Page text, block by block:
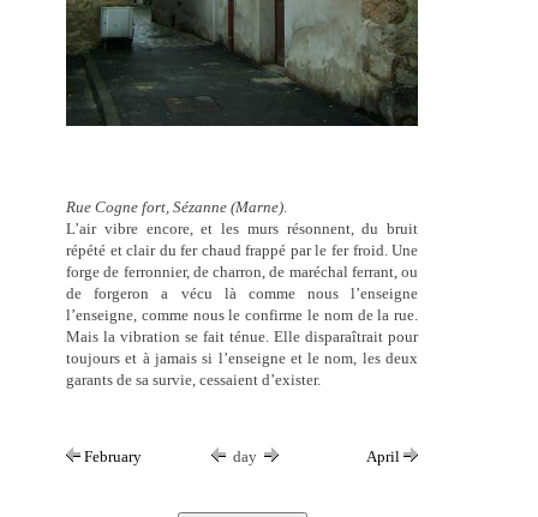
Rue Cogne fort, Sézanne (Marne)
L’air vibre encore, et les murs résonnent, du bruit
répété et clair du fer chaud frappé par le fer froid. Une
forge de ferronnier, de charron, de maréchal ferrant, ou
de forgeron a vécu là comme nous l’enseigne
l’enseigne, comme nous le confirme le nom de la rue.
Mais la vibration se fait ténue. Elle disparaîtrait pour
toujours et à jamais si l’enseigne et le nom, les deux
garants de sa survie, cessaient d’exister.
February day April